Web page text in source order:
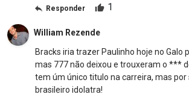
Responder 1
William Rezende
Bracks iria trazer Paulinho hoje no Galo
mas 777 não deixou e trouxeram o ***
tem úm único titulo na carreira, mas por
brasileiro idolatra!